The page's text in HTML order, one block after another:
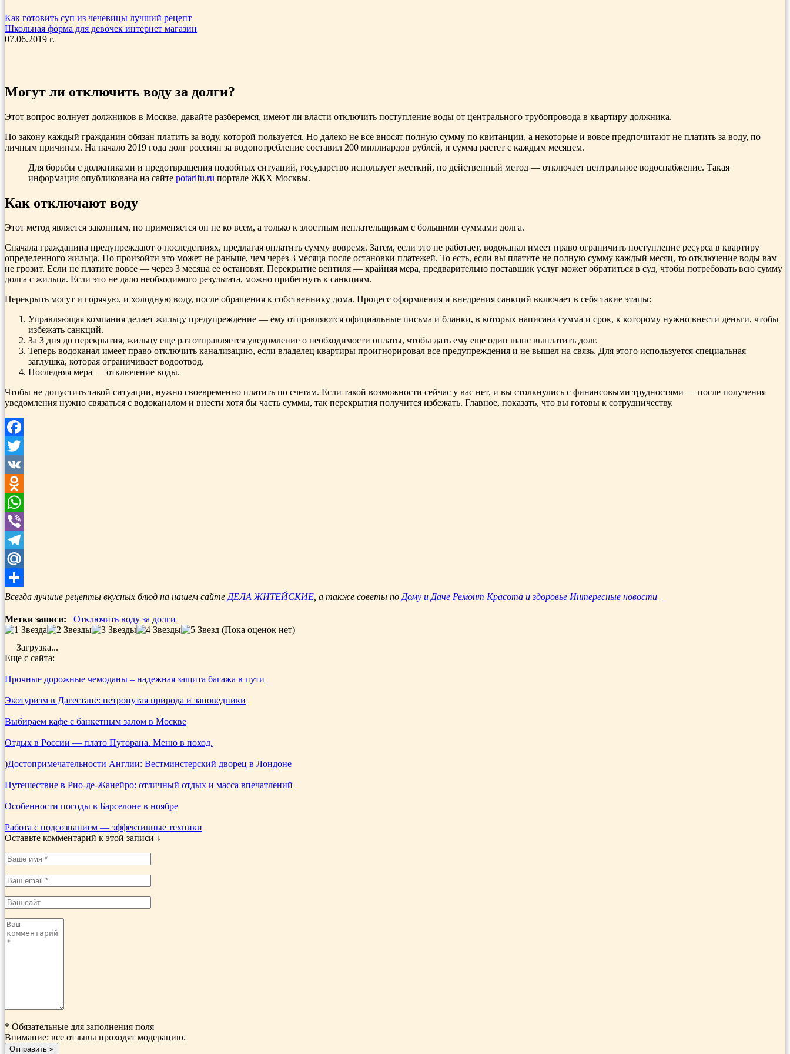
Как готовить суп из чечевицы лучший рецепт
Школьная форма для девочек интернет магазин
07.06.2019 г.
Могут ли отключить воду за долги?
Этот вопрос волнует должников в Москве, давайте разберемся, имеют ли власти отключить поступление воды от центрального трубопровода в квартиру должника.
По закону каждый гражданин обязан платить за воду, которой пользуется. Но далеко не все вносят полную сумму по квитанции, а некоторые и вовсе предпочитают не платить за воду, по
личным причинам. На начало 2019 года долг россиян за водопотребление составил 200 миллиардов рублей, и сумма растет с каждым месяцем.
Для борьбы с должниками и предотвращения подобных ситуаций, государство использует жесткий, но действенный метод — отключает центральное водоснабжение. Такая
информация опубликована на сайте potarifu.ru портале ЖКХ Москвы.
Как отключают воду
Этот метод является законным, но применяется он не ко всем, а только к злостным неплательщикам с большими суммами долга.
Сначала гражданина предупреждают о последствиях, предлагая оплатить сумму вовремя. Затем, если это не работает, водоканал имеет право ограничить поступление ресурса в квартиру
определенного жильца. Но произойти это может не раньше, чем через 3 месяца после остановки платежей. То есть, если вы платите не полную сумму каждый месяц, то отключение воды вам
не грозит. Если не платите вовсе — через 3 месяца ее остановят. Перекрытие вентиля — крайняя мера, предварительно поставщик услуг может обратиться в суд, чтобы потребовать всю сумму
долга с жильца. Если это не дало необходимого результата, можно прибегнуть к санкциям.
Перекрыть могут и горячую, и холодную воду, после обращения к собственнику дома. Процесс оформления и внедрения санкций включает в себя такие этапы:
Управляющая компания делает жильцу предупреждение — ему отправляются официальные письма и бланки, в которых написана сумма и срок, к которому нужно внести деньги, чтобы
избежать санкций.
За 3 дня до перекрытия, жильцу еще раз отправляется уведомление о необходимости оплаты, чтобы дать ему еще один шанс выплатить долг.
Теперь водоканал имеет право отключить канализацию, если владелец квартиры проигнорировал все предупреждения и не вышел на связь. Для этого используется специальная
заглушка, которая ограничивает водоотвод.
Последняя мера — отключение воды.
Чтобы не допустить такой ситуации, нужно своевременно платить по счетам. Если такой возможности сейчас у вас нет, и вы столкнулись с финансовыми трудностями — после получения
уведомления нужно связаться с водоканалом и внести хотя бы часть суммы, так перекрытия получится избежать. Главное, показать, что вы готовы к сотрудничеству.
Facebook
Twitter
VK
Odnoklassniki
WhatsApp
Viber
Telegram
Mail.Ru
Отправить
Всегда лучшие рецепты вкусных блюд на нашем сайтеДЕЛА ЖИТЕЙСКИЕ, а также советы поДому и Даче Ремонт Красота и здоровье Интересные новости
Метки записи:
Отключить воду за долги
(Пока оценок нет)
Загрузка...
Еще с сайта:
Прочные дорожные чемоданы – надежная защита багажа в пути
Экотуризм в Дагестане: нетронутая природа и заповедники
Выбираем кафе с банкетным залом в Москве
Отдых в России — плато Путорана. Меню в поход.
)Достопримечательности Англии: Вестминстерский дворец в Лондоне
Путешествие в Рио-де-Жанейро: отличный отдых и масса впечатлений
Особенности погоды в Барселоне в ноябре
Работа с подсознанием — эффективные техники
Оставьте комментарий к этой записи ↓
* Обязательные для заполнения поля
Внимание: все отзывы проходят модерацию.